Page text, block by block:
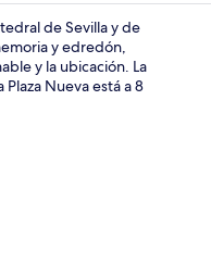
Escaleras
de Sevilla y de
y edredón,
y la ubicación. La
Nueva está a 8